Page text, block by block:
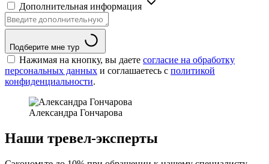
Дополнительная информация
Подберите мне тур
Нажимая на кнопку, вы даете согласие на обработку
персональных данных и соглашаетесь c политикой
конфиденциальности.
Александра Гончарова
Наши тревел-эксперты